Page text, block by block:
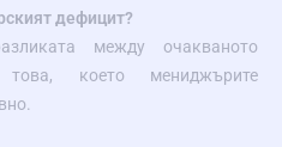
дефицит?
между очакваното
което мениджърите